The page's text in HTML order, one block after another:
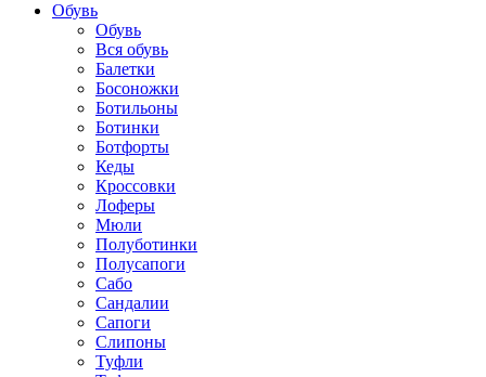
Обувь
Обувь
Вся обувь
Балетки
Босоножки
Ботильоны
Ботинки
Ботфорты
Кеды
Кроссовки
Лоферы
Мюли
Полуботинки
Полусапоги
Сабо
Сандалии
Сапоги
Слипоны
Туфли